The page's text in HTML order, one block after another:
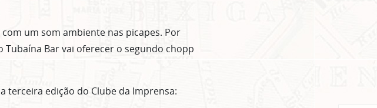
um som ambiente nas picapes. Por
Bar vai oferecer o segundo chopp
terceira edição do Clube da Imprensa:
NOSSA